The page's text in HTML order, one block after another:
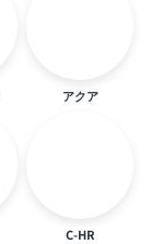
アクア
C-HR